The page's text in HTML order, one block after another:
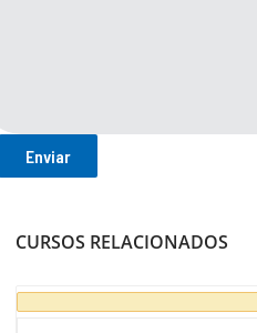
CURSOS RELACIONADOS